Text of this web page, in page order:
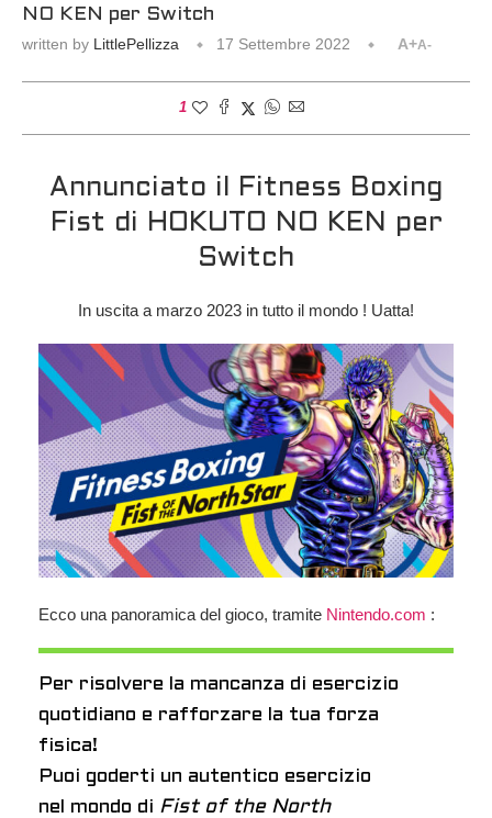
NO KEN per Switch
written by LittlePellizza 17 Settembre 2022 A+A-
1
Annunciato il Fitness Boxing
Fist di HOKUTO NO KEN per
Switch
In uscita a marzo 2023 in tutto il mondo ! Uatta!
Ecco una panoramica del gioco, tramite Nintendo.com :
Per risolvere la mancanza di esercizio
quotidiano e rafforzare la tua forza
fisica!
Puoi goderti un autentico esercizio
nel mondo di Fist of the North